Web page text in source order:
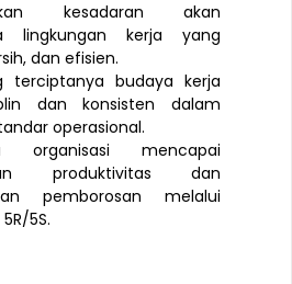
kesadaran akan
lingkungan kerja yang
dan efisien.
terciptanya budaya kerja
dan konsisten dalam
operasional.
organisasi mencapai
produktivitas dan
pemborosan melalui
5S.